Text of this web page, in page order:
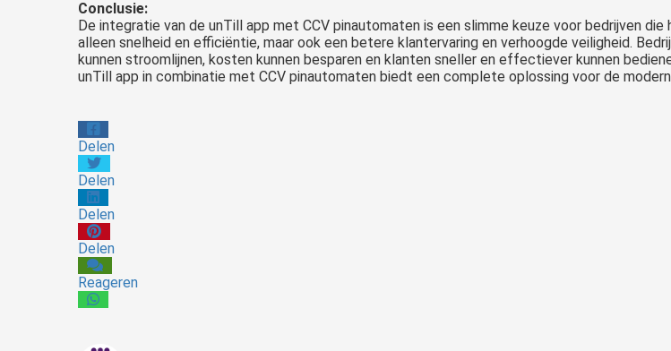
Conclusie:
De integratie van de unTill app met CCV pinautomaten is een slimme keuze voor bedrijven
alleen snelheid en efficiëntie, maar ook een betere klantervaring en verhoogde veiligheid.
kunnen stroomlijnen, kosten kunnen besparen en klanten sneller en effectiever kunnen
unTill app in combinatie met CCV pinautomaten biedt een complete oplossing voor de
Delen
Delen
Delen
Delen
Reageren